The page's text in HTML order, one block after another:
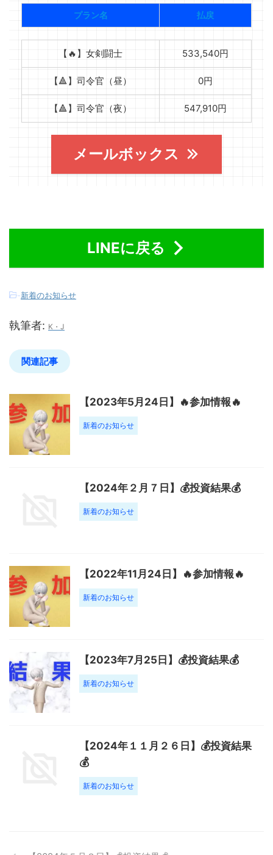
プラン名 払戻
【🔥】女剣闘士 533,540円
【🔺】司令官（昼） 0円
【🔺】司令官（夜） 547,910円
メールボックス
LINEに戻る
-新着のお知らせ
執筆者: K・J
関連記事
【2023年5月24日】🔥参加情報🔥
新着のお知らせ
【2024年２月７日】💰投資結果💰
新着のお知らせ
【2022年11月24日】🔥参加情報🔥
新着のお知らせ
【2023年7月25日】💰投資結果💰
新着のお知らせ
【2024年１１月２６日】💰投資結果
💰
新着のお知らせ